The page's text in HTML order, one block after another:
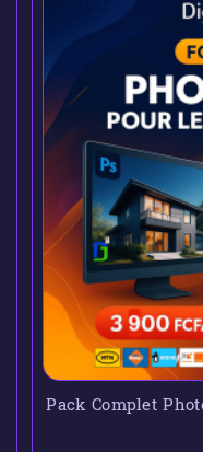
Pack Complet